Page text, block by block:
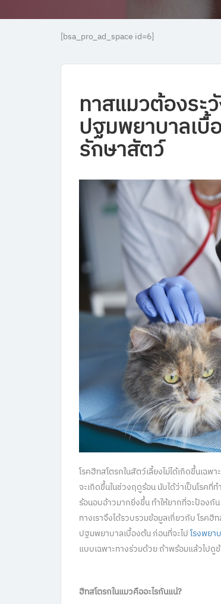
[bsa_pro_ad_space id=6]
ทาสแมวต้องระ
ปฐมพยาบาลเบื้
รักษาสัตว์
โรคฮีทสโตรกในสัตว์เลี้ยงไม่ได้เกิดขึ้นเฉ
จะเกิดขึ้นในช่วงฤดูร้อน นับได้ว่าเป็นโรคที่
ร้อนอบอ้าวมากยิ่งขึ้น ทำให้ยากที่จะป้อง
ทางเราจึงได้รวบรวมข้อมูลเกี่ยวกับ โรค
ปฐมพยาบาลเบื้องต้น ก่อนที่จะไปโรงพย
แบบเฉพาะทางร่วมด้วย ถ้าพร้อมแล้วไปดู
ฮีทสโตรกในแมวคืออะไรกันแน่?